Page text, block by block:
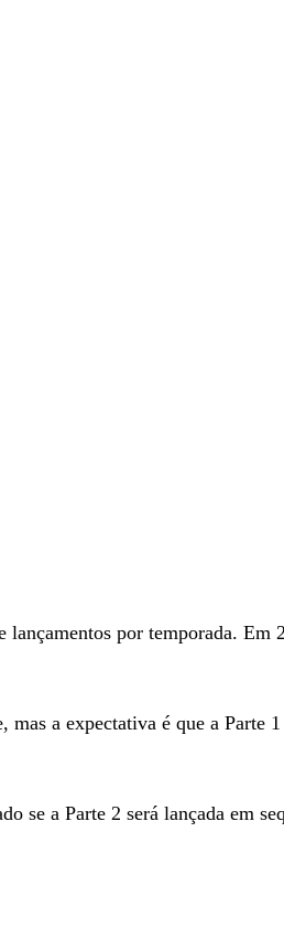
por temporada. Em
a expectativa é que a Parte
se a Parte 2 será lançada em